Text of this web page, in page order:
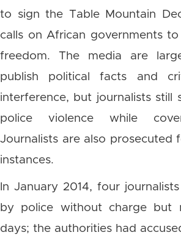
to sign the Table Mountain
calls on African governments
freedom. The media are
publish political facts and
interference, but journalists still
police violence while
Journalists are also prosecuted
instances.
In January 2014, four
by police without charge but
days; the authorities had